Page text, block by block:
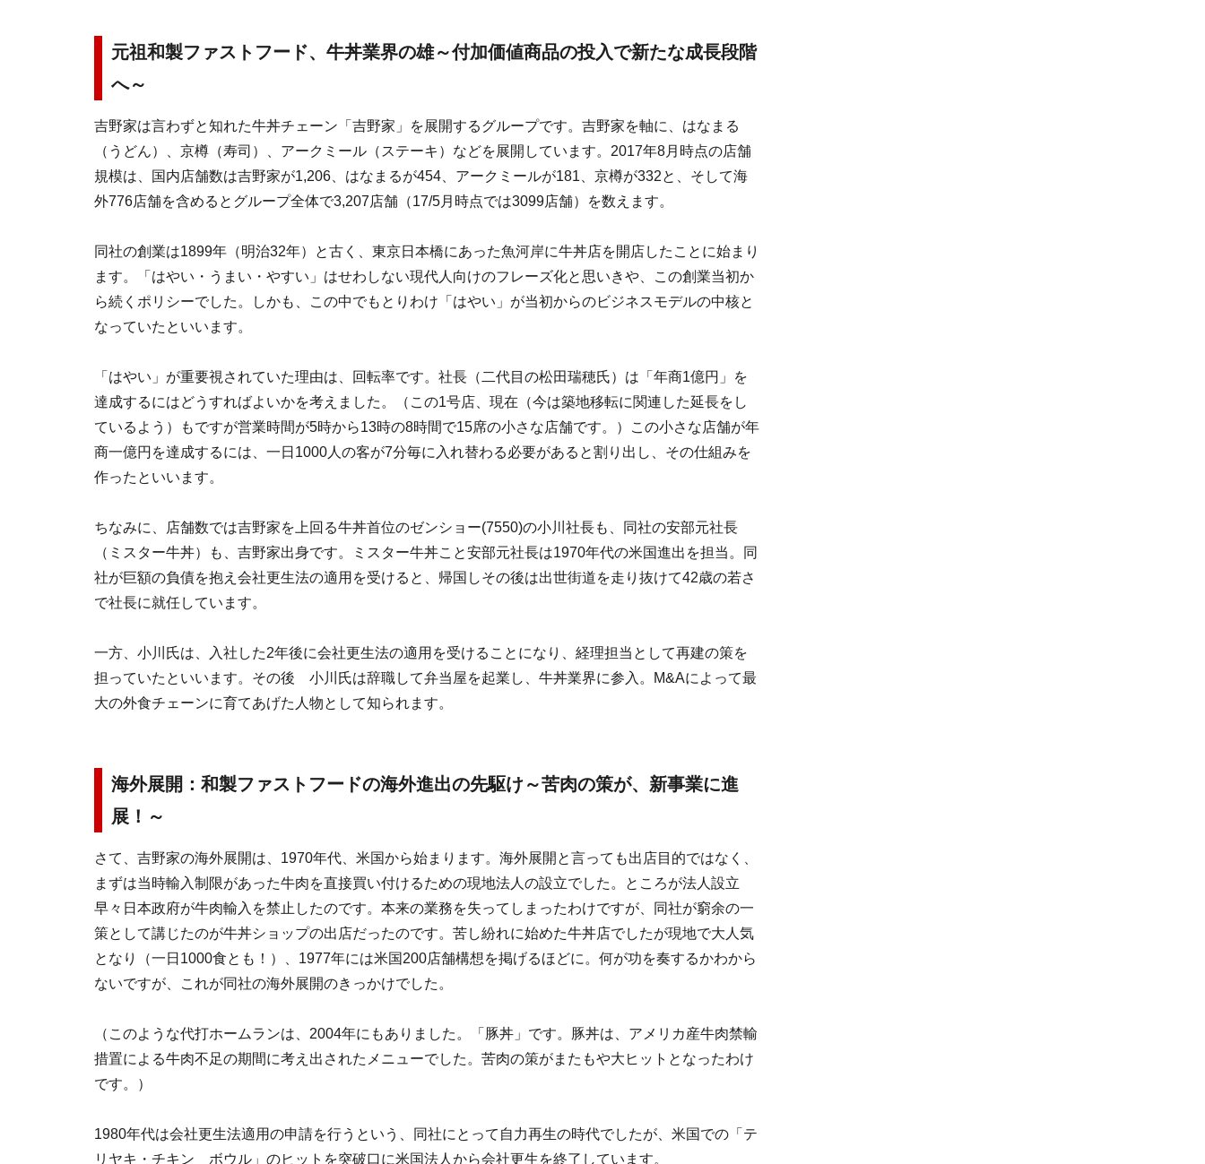
元祖和製ファストフード、牛丼業界の雄～付加価値商品の投入で新たな成長段階
へ～
吉野家は言わずと知れた牛丼チェーン「吉野家」を展開するグループです。吉野家を軸に、はなまる
（うどん）、京樽（寿司）、アークミール（ステーキ）などを展開しています。2017年8月時点の店舗
規模は、国内店舗数は吉野家が1,206、はなまるが454、アークミールが181、京樽が332と、そして海
外776店舗を含めるとグループ全体で3,207店舗（17/5月時点では3099店舗）を数えます。
同社の創業は1899年（明治32年）と古く、東京日本橋にあった魚河岸に牛丼店を開店したことに始まり
ます。「はやい・うまい・やすい」はせわしない現代人向けのフレーズ化と思いきや、この創業当初か
ら続くポリシーでした。しかも、この中でもとりわけ「はやい」が当初からのビジネスモデルの中核と
なっていたといいます。
「はやい」が重要視されていた理由は、回転率です。社長（二代目の松田瑞穂氏）は「年商1億円」を
達成するにはどうすればよいかを考えました。（この1号店、現在（今は築地移転に関連した延長をし
ているよう）もですが営業時間が5時から13時の8時間で15席の小さな店舗です。）この小さな店舗が年
商一億円を達成するには、一日1000人の客が7分毎に入れ替わる必要があると割り出し、その仕組みを
作ったといいます。
ちなみに、店舗数では吉野家を上回る牛丼首位のゼンショー(7550)の小川社長も、同社の安部元社長
（ミスター牛丼）も、吉野家出身です。ミスター牛丼こと安部元社長は1970年代の米国進出を担当。同
社が巨額の負債を抱え会社更生法の適用を受けると、帰国しその後は出世街道を走り抜けて42歳の若さ
で社長に就任しています。
一方、小川氏は、入社した2年後に会社更生法の適用を受けることになり、経理担当として再建の策を
担っていたといいます。その後 小川氏は辞職して弁当屋を起業し、牛丼業界に参入。M&Aによって最
大の外食チェーンに育てあげた人物として知られます。
海外展開：和製ファストフードの海外進出の先駆け～苦肉の策が、新事業に進
展！～
さて、吉野家の海外展開は、1970年代、米国から始まります。海外展開と言っても出店目的ではなく、
まずは当時輸入制限があった牛肉を直接買い付けるための現地法人の設立でした。ところが法人設立
早々日本政府が牛肉輸入を禁止したのです。本来の業務を失ってしまったわけですが、同社が窮余の一
策として講じたのが牛丼ショップの出店だったのです。苦し紛れに始めた牛丼店でしたが現地で大人気
となり（一日1000食とも！）、1977年には米国200店舗構想を掲げるほどに。何が功を奏するかわから
ないですが、これが同社の海外展開のきっかけでした。
（このような代打ホームランは、2004年にもありました。「豚丼」です。豚丼は、アメリカ産牛肉禁輸
措置による牛肉不足の期間に考え出されたメニューでした。苦肉の策がまたもや大ヒットとなったわけ
です。）
1980年代は会社更生法適用の申請を行うという、同社にとって自力再生の時代でしたが、米国での「テ
リヤキ・チキン ボウル」のヒットを突破口に米国法人から会社更生を終了しています。